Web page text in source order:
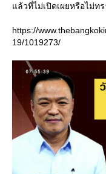
ล้วที่ไม่เปิดเผยหรือไม่ท
https://
19/1019273/